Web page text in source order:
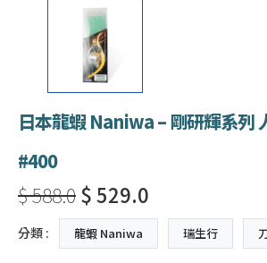
日本龍蝦 Naniwa – 剛研輝系列
#400
$ 588.0$ 529.0
分類 : 龍蝦 Naniwa 瑞生行